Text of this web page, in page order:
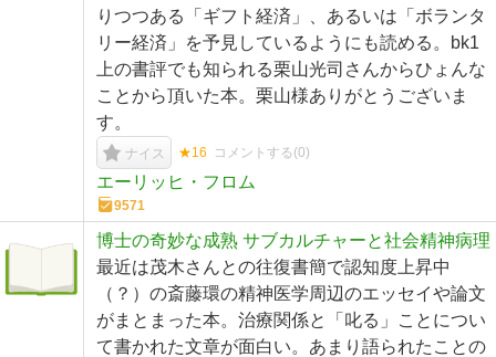
りつつある「ギフト経済」、あるいは「ボランタ
リー経済」を予見しているようにも読める。bk1
上の書評でも知られる栗山光司さんからひょんな
ことから頂いた本。栗山様ありがとうございま
す。
ナイス ★16 コメントする(0)
エーリッヒ・フロム
9571
博士の奇妙な成熟 サブカルチャーと社会精神病理
最近は茂木さんとの往復書簡で認知度上昇中
（？）の斎藤環の精神医学周辺のエッセイや論文
がまとまった本。治療関係と「叱る」ことについ
て書かれた文章が面白い。あまり語られたことの